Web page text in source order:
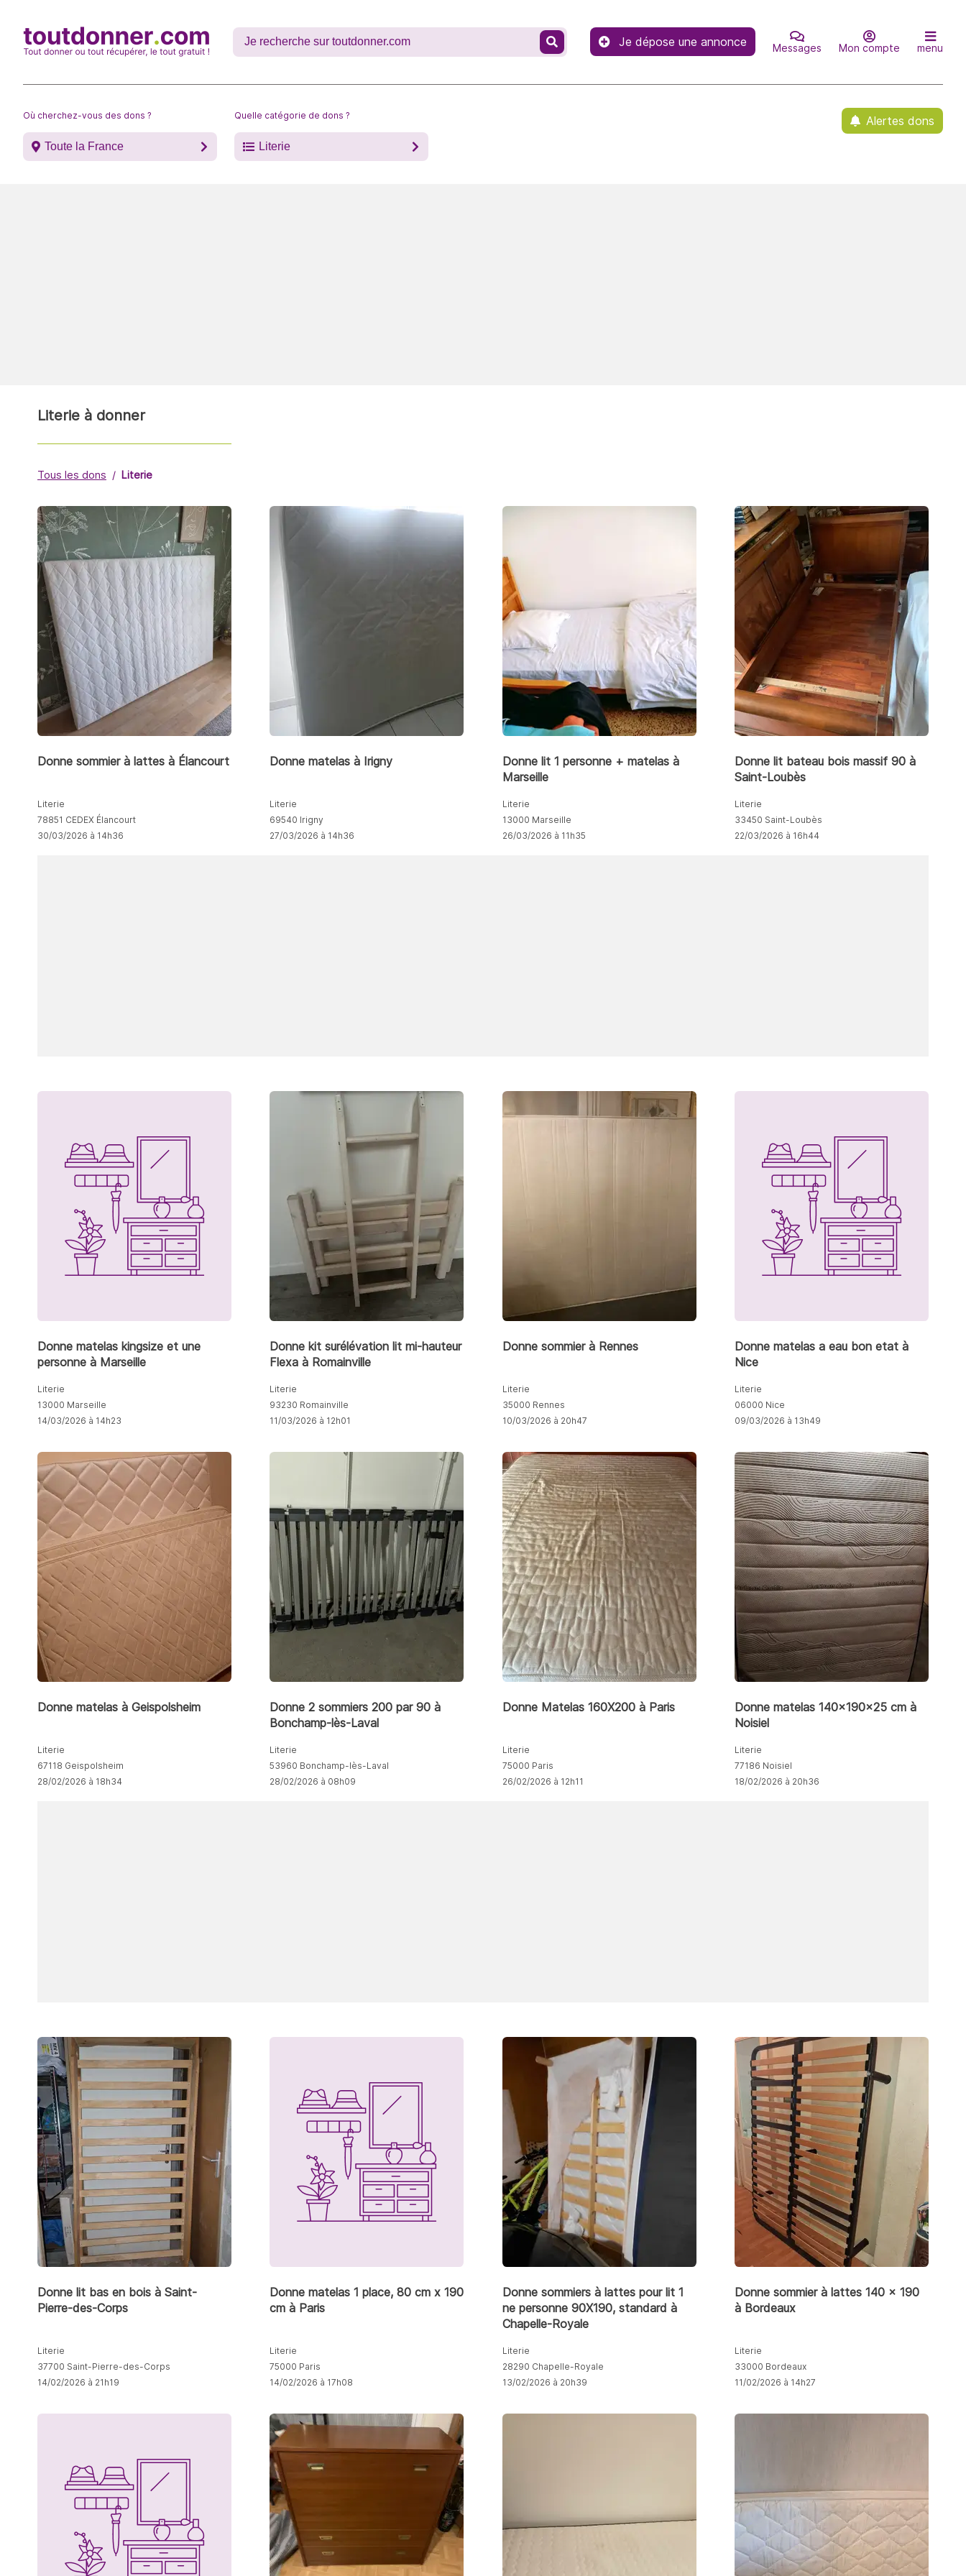
Je dépose une annonce Messages Mon compte menu
Où cherchez-vous des dons ?
Toute la France
Quelle catégorie de dons ?
Literie
Alertes dons
Literie à donner
Tous les dons Literie
Donne sommier à lattes à Élancourt
Literie
78851 CEDEX Élancourt
30/03/2026 à 14h36
Donne matelas à Irigny
Literie
69540 Irigny
27/03/2026 à 14h36
Donne lit 1 personne + matelas à
Marseille
Literie
13000 Marseille
26/03/2026 à 11h35
Donne lit bateau bois massif 90 à
Saint-Loubès
Literie
33450 Saint-Loubès
22/03/2026 à 16h44
Donne matelas kingsize et une
personne à Marseille
Literie
13000 Marseille
14/03/2026 à 14h23
Donne kit surélévation lit mi-hauteur
Flexa à Romainville
Literie
93230 Romainville
11/03/2026 à 12h01
Donne sommier à Rennes
Literie
35000 Rennes
10/03/2026 à 20h47
Donne matelas a eau bon etat à
Nice
Literie
06000 Nice
09/03/2026 à 13h49
Donne matelas à Geispolsheim
Literie
67118 Geispolsheim
28/02/2026 à 18h34
Donne 2 sommiers 200 par 90 à
Bonchamp-lès-Laval
Literie
53960 Bonchamp-lès-Laval
28/02/2026 à 08h09
Donne Matelas 160X200 à Paris
Literie
75000 Paris
26/02/2026 à 12h11
Donne matelas 140x190x25 cm à
Noisiel
Literie
77186 Noisiel
18/02/2026 à 20h36
Donne lit bas en bois à Saint-
Pierre-des-Corps
Literie
37700 Saint-Pierre-des-Corps
14/02/2026 à 21h19
Donne matelas 1 place, 80 cm x 190
cm à Paris
Literie
75000 Paris
14/02/2026 à 17h08
Donne sommiers à lattes pour lit 1
ne personne 90X190, standard à
Chapelle-Royale
Literie
28290 Chapelle-Royale
13/02/2026 à 20h39
Donne sommier à lattes 140 x 190
à Bordeaux
Literie
33000 Bordeaux
11/02/2026 à 14h27